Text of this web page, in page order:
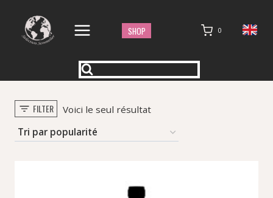
contenu
SHOP 0
FILTER Voici le seul résultat